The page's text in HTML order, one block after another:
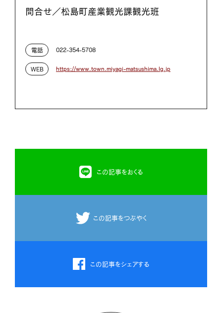
問合せ／松島町産業観光課観光班
電話 022-354-5708
WEB https://www.town.miyagi-matsushima.lg.jp
この記事をおくる
この記事をつぶやく
この記事をシェアする